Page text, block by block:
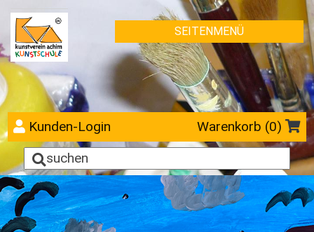
SEITENMENÜ
Kunden-Login Warenkorb (0)